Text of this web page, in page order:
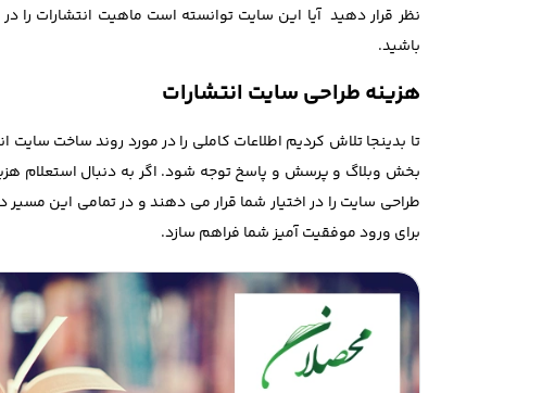
نظر قرار دهید آیا این سایت توانسته است ماهیت انتشارات
باشید.
هزینه طراحی سایت انتشارات
تا بدینجا تلاش کردیم اطلاعات کاملی را در مورد روند ساخت
بخش وبلاگ و پرسش و پاسخ توجه شود. اگر به دنبال استعلام
طراحی سایت را در اختیار شما قرار می دهند و در تمامی این
برای ورود موفقیت آمیز شما فراهم سازد.